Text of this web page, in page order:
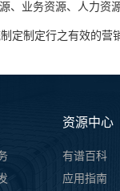
、业务资源、人力资
定制定行之有效的营
资源中心
有谱百科
应用指南